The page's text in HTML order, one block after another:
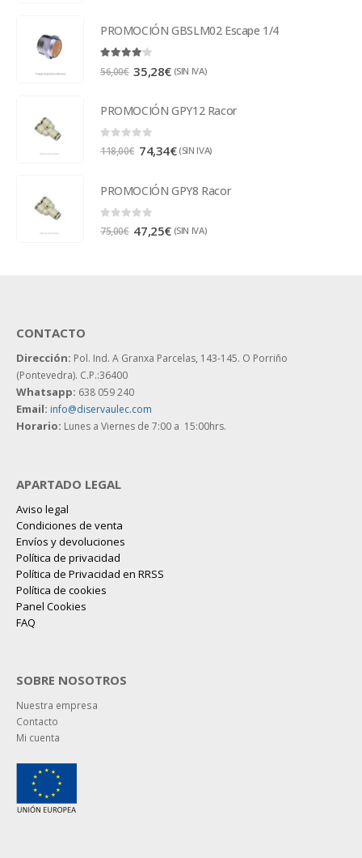
PROMOCIÓN GBSLM02 Escape 1/4
56,00€ 35,28€ (SIN IVA)
PROMOCIÓN GPY12 Racor
0 out of 5
118,00€ 74,34€ (SIN IVA)
PROMOCIÓN GPY8 Racor
0out of 5
75,00€ 47,25€ (SIN IVA)
CONTACTO
Dirección: Pol. Ind. A Granxa Parcelas, 143-145. O Porriño
(Pontevedra). C.P.:36400
Whatsapp: 638 059 240
Email: info@diservaulec.com
Horario: Lunes a Viernes de 7:00 a 15:00hrs.
APARTADO LEGAL
Aviso legal
Condiciones de venta
Envíos y devoluciones
Política de privacidad
Política de Privacidad en RRSS
Política de cookies
Panel Cookies
FAQ
SOBRE NOSOTROS
Nuestra empresa
Contacto
Mi cuenta